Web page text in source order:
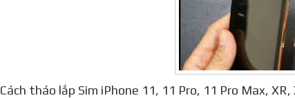
Cách tháo lắp Sim iPhone 11, 11 Pro, 11 Pro Max,